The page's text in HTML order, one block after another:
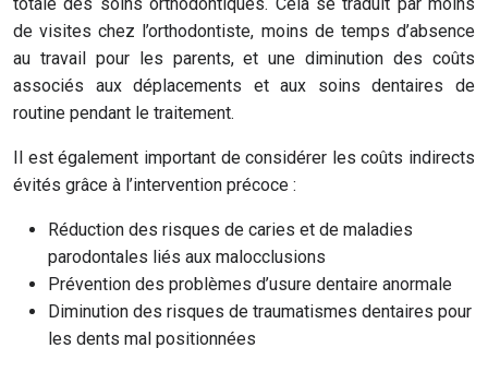
de visites chez l’orthodontiste, moins de temps d’absence
au travail pour les parents, et une diminution des coûts
associés aux déplacements et aux soins dentaires de
routine pendant le traitement.
Il est également important de considérer les coûts indirects
évités grâce à l’intervention précoce :
Réduction des risques de caries et de maladies
parodontales liés aux malocclusions
Prévention des problèmes d’usure dentaire anormale
Diminution des risques de traumatismes dentaires pour
les dents mal positionnées